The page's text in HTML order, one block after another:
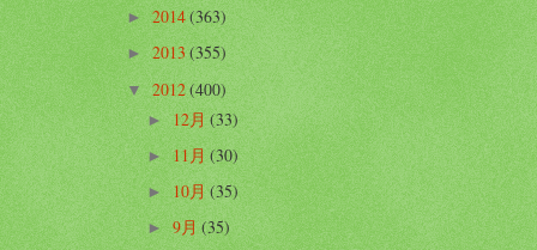
►2014(363)
►2013(355)
▼2012(400)
►12月(33)
►11月(30)
►10月(35)
►9月(35)